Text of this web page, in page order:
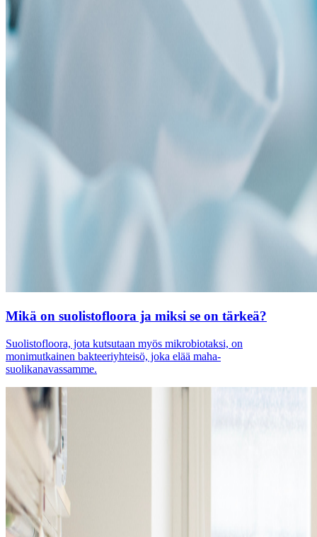
Mikä on suolistofloora ja miksi se on tärkeä?
Suolistofloora, jota kutsutaan myös mikrobiotaksi, on
monimutkainen bakteeriyhteisö, joka elää maha-
suolikanavassamme.